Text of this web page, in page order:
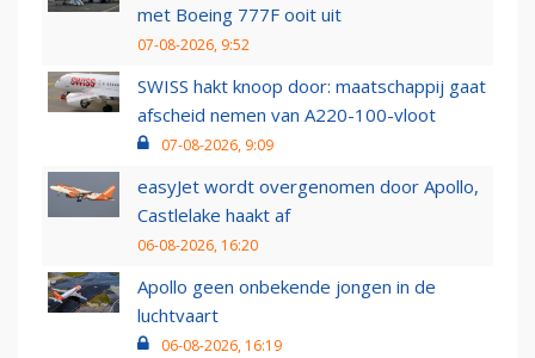
met Boeing 777F ooit uit
07-08-2026, 9:52
SWISS hakt knoop door: maatschappij gaat
afscheid nemen van A220-100-vloot
07-08-2026, 9:09
easyJet wordt overgenomen door Apollo,
Castlelake haakt af
06-08-2026, 16:20
Apollo geen onbekende jongen in de
luchtvaart
06-08-2026, 16:19